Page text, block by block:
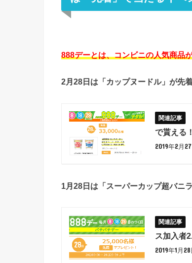
888デーとは、コンビニの人気商品
2月28日は「カップヌードル」が先着
で貰える
2019年2月
1月28日は「スーパーカップ超バニラ
ス加入者
2019年1月28